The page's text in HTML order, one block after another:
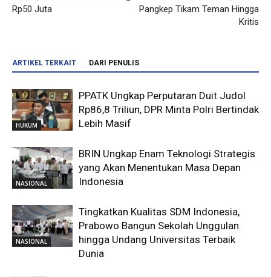
Rp50 Juta
Pangkep Tikam Teman Hingga
Kritis
ARTIKEL TERKAIT DARI PENULIS
HUKUM
PPATK Ungkap Perputaran Duit Judol
Rp86,8 Triliun, DPR Minta Polri Bertindak
Lebih Masif
NASIONAL
BRIN Ungkap Enam Teknologi Strategis
yang Akan Menentukan Masa Depan
Indonesia
NASIONAL
Tingkatkan Kualitas SDM Indonesia,
Prabowo Bangun Sekolah Unggulan
hingga Undang Universitas Terbaik
Dunia